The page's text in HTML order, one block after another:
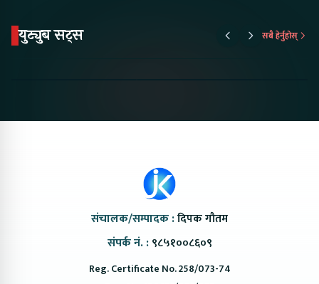
युट्युब सट्स सबै हेर्नुहोस्
संचालक/सम्पादक :दिपक गौतम
संपर्क नं. : ९८५१००८६०९
Reg. Certificate No. 258/073-74